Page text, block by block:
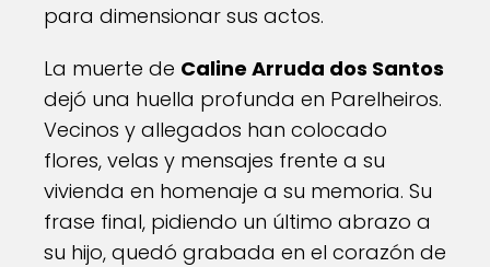
para dimensionar sus actos.
La muerte de Caline Arruda dos Santos
dejó una huella profunda en Parelheiros.
Vecinos y allegados han colocado
flores, velas y mensajes frente a su
vivienda en homenaje a su memoria. Su
frase final, pidiendo un último abrazo a
su hijo, quedó grabada en el corazón de